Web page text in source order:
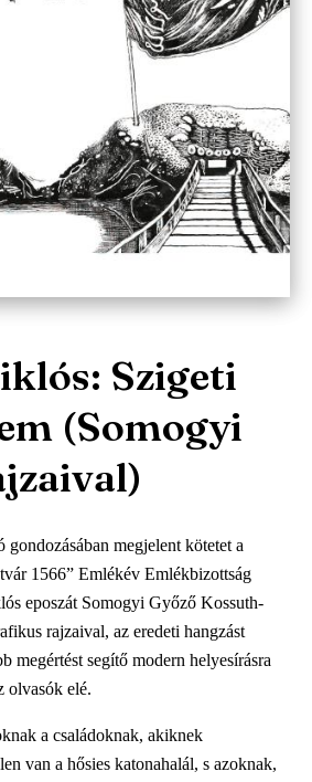
Szigeti
(Somogyi
megjelent kötetet a
1566” Emlékév Emlékbizottság
eposzát Somogyi Győző Kossuth-
rajzaival, az eredeti hangzást
megértést segítő modern helyesírásra
olvasók elé.
a családoknak, akiknek
van a hősies katonahalál, s azoknak,